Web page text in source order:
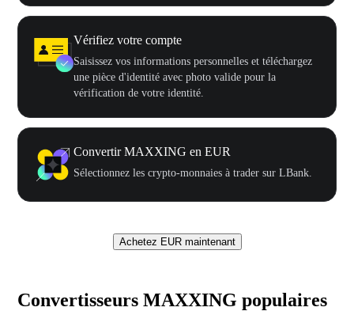
Vérifiez votre compte
Saisissez vos informations personnelles et téléchargez
une pièce d'identité avec photo valide pour la
vérification de votre identité.
Convertir MAXXING en EUR
Sélectionnez les crypto-monnaies à trader sur LBank.
Achetez EUR maintenant
Convertisseurs MAXXING populaires